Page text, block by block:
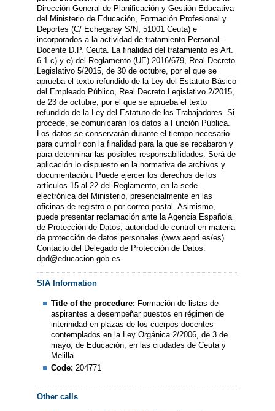
Dirección General de Planificación y Gestión Educativa
del Ministerio de Educación, Formación Profesional y
Deportes (C/ Echegaray S/N, 51001 Ceuta) e
incorporados a la actividad de tratamiento Personal-
Docente D.P. Ceuta. La finalidad del tratamiento es Art.
6.1 c) y e) del Reglamento (UE) 2016/679, Real Decreto
Legislativo 5/2015, de 30 de octubre, por el que se
aprueba el texto refundido de la Ley del Estatuto Básico
del Empleado Público, Real Decreto Legislativo 2/2015,
de 23 de octubre, por el que se aprueba el texto
refundido de la Ley del Estatuto de los Trabajadores. Si
procede, se comunicarán los datos a Función Pública.
Los datos se conservarán durante el tiempo necesario
para cumplir con la finalidad para la que se recabaron y
para determinar las posibles responsabilidades. Será de
aplicación lo dispuesto en la normativa de archivos y
documentación. Puede ejercer los derechos de los
artículos 15 al 22 del Reglamento, en la sede
electrónica del Ministerio, presencialmente en las
oficinas de registro o por correo postal. Asimismo,
puede presentar reclamación ante la Agencia Española
de Protección de Datos, autoridad de control en materia
de protección de datos personales (www.aepd.es/es).
Contacto del Delegado de Protección de Datos:
dpd@educacion.gob.es
SIA Information
Title of the procedure: Formación de listas de
aspirantes a desempeñar puestos en régimen de
interinidad en plazas de los cuerpos docentes
contemplados en la Ley Orgánica 2/2006, de 3 de
mayo, de Educación, en las ciudades de Ceuta y
Melilla
Code: 204771
Other calls